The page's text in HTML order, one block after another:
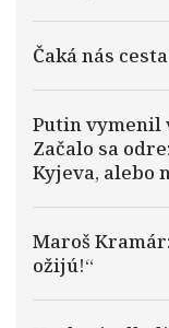
Čaká nás
Putin vymenil
Začalo sa
Kyjeva, alebo
Maroš
ožijú!“